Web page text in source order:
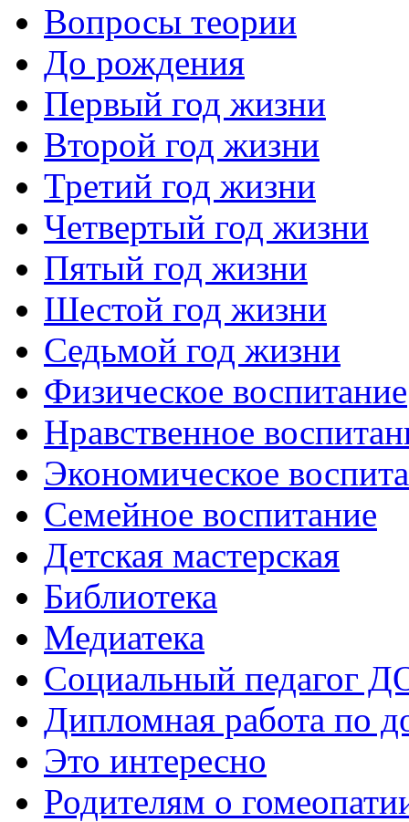
Вопросы теории
До рождения
Первый год жизни
Второй год жизни
Третий год жизни
Четвертый год жизни
Пятый год жизни
Шестой год жизни
Седьмой год жизни
Физическое воспитание
Нравственное
Экономическое
Семейное воспитание
Детская мастерская
Библиотека
Медиатека
Социальный педагог
Дипломная работа по
Это интересно
Родителям о